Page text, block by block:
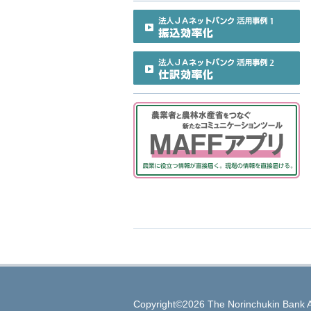
Copyright©2026 The Norinchukin Bank